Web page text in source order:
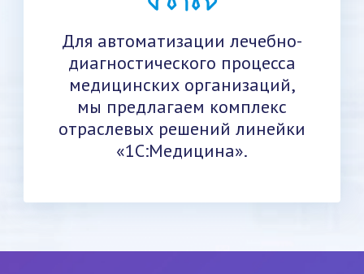
Для автоматизации лечебно-
диагностического процесса
медицинских организаций,
мы предлагаем комплекс
отраслевых решений линейки
«1С:Медицина».